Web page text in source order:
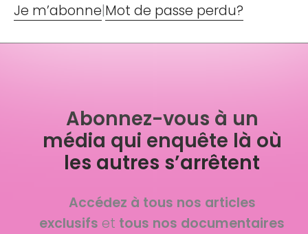
Je m’abonne|Mot de passe perdu?
Abonnez-vous à un
média qui enquête là où
les autres s’arrêtent
Accédez à tous nos articles
exclusifs et tous nos documentaires